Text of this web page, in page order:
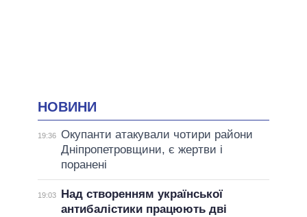
НОВИНИ
19:36 Окупанти атакували чотири райони
Дніпропетровщини, є жертви і
поранені
19:03
Над створенням української
антибалістики працюють дві